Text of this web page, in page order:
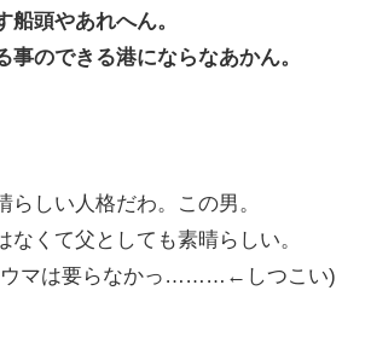
船頭やあれへん。
事のできる港にならなあかん。
しい人格だわ。この男。
なくて父としても素晴らしい。
ウマは要らなかっ………←しつこい)